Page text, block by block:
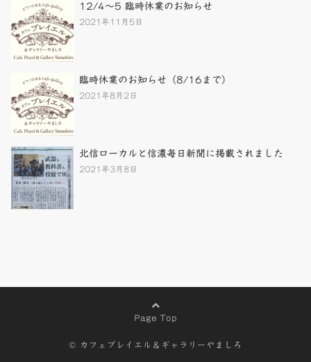
12/4～5 臨時休業のお知らせ
2021年11月5日
臨時休業のお知らせ（8/16まで）
2021年8月2日
北信ローカルと信濃毎日新聞に掲載されました
2021年3月8日
Page Top
© カフェプレイエル＆ギャラリーやましろ